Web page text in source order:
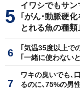
イワシでもサ
｢がん･動脈硬
とれる魚の種類
｢気温35度以上で
｢一緒に使わない
ワキの臭いでも､
るのに､75%の男